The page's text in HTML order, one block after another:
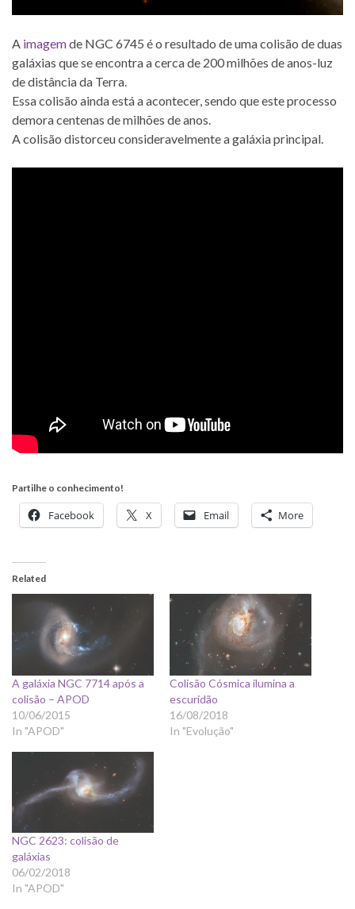
A imagemde NGC 6745 é o resultado de uma colisão de duas
galáxias que se encontra a cerca de 200 milhões de anos-luz
de distância da Terra.
Essa colisão ainda está a acontecer, sendo que este processo
demora centenas de milhões de anos.
A colisão distorceu consideravelmente a galáxia principal.
Partilhe o conhecimento!
Facebook X Email More
Related
A galáxia NGC 7714 após a
colisão – APOD
10/06/2015
In "APOD"
Colisão Cósmica ilumina a
escuridão
16/08/2018
In "Evolução"
NGC 2623: colisão de
galáxias
06/02/2018
In "APOD"